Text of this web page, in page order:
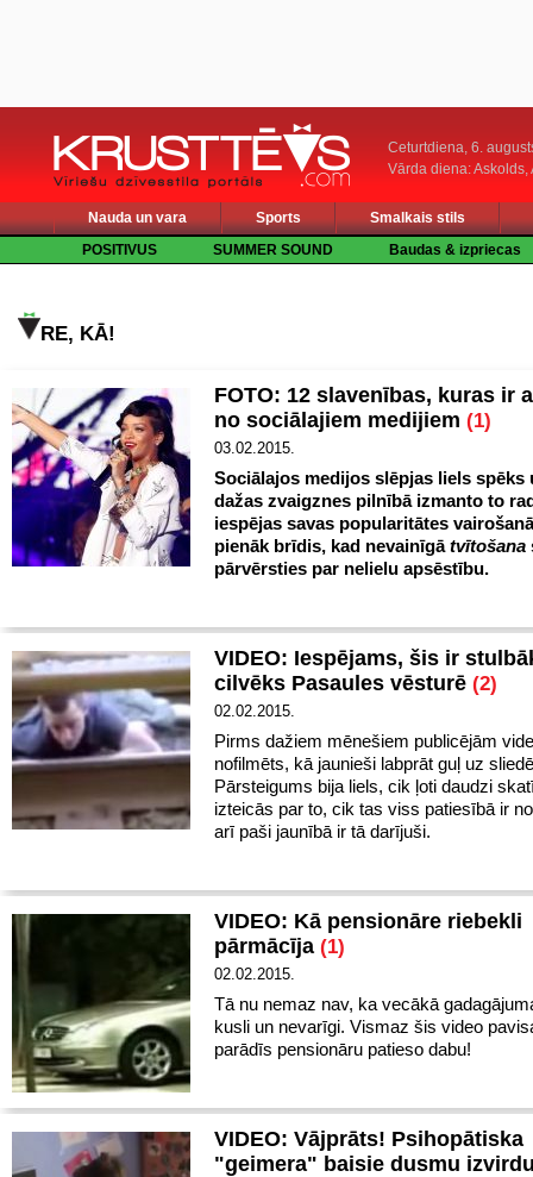
Ceturtdiena, 6.
Vārda diena: Askolds,
Nauda un vara Sports
Smalkais stils
POSITIVUS
SUMMER SOUND Baudas & izpriecas
RE, KĀ!
FOTO: 12 slavenības, kuras ir
no sociālajiem medijiem (1)
03.02.2015.
Sociālajos medijos slēpjas liels spēks
dažas zvaigznes pilnībā izmanto to
iespējas savas popularitātes
pienāk brīdis, kad nevainīgātvītošana
pārvērsties par nelielu apsēstību.
VIDEO: Iespējams, šis ir
cilvēks Pasaules vēsturē (2)
02.02.2015.
Pirms dažiem mēnešiem publicējām
nofilmēts, kā jaunieši labprāt guļ uz
Pārsteigums bija liels, cik ļoti daudzi
izteicās par to, cik tas viss patiesībā ir
arī paši jaunībā ir tā darījuši.
VIDEO: Kā pensionāre riebekli
pārmācīja (1)
02.02.2015.
Tā nu nemaz nav, ka vecākā
kusli un nevarīgi. Vismaz šis video
parādīs pensionāru patieso dabu!
VIDEO: Vājprāts! Psihopātiska
"geimera" baisie dusmu